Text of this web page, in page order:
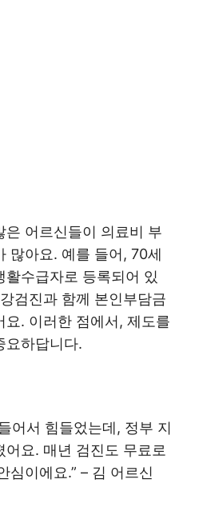
은 어르신들이 의료비 부
많아요. 예를 들어, 70세
활수급자로 등록되어 있
검진과 함께 본인부담금
요. 이러한 점에서, 제도를
요하답니다.
어서 힘들었는데, 정부 지
요. 매년 검진도 무료로
심이에요.” – 김 어르신